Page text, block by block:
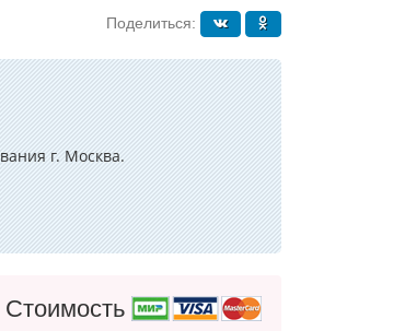
Поделиться:
г. Москва.
Стоимость